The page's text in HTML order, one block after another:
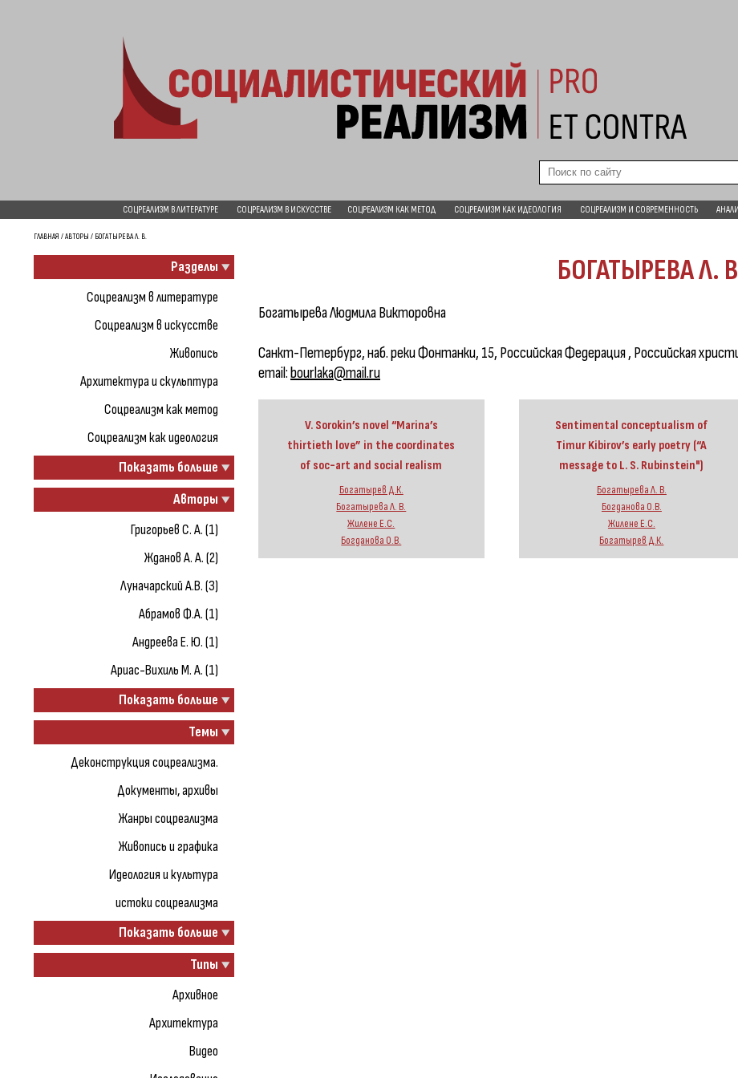
СОЦРЕАЛИЗМ В ЛИТЕРАТУРЕ СОЦРЕАЛИЗМ В ИСКУССТВЕ СОЦРЕАЛИЗМ КАК МЕТОД СОЦРЕАЛИЗМ КАК ИДЕОЛОГИЯ СОЦРЕАЛИЗМ И СОВРЕМЕННОСТЬ
ГЛАВНАЯ /АВТОРЫ / БОГАТЫРЕВА Л. В.
Разделы
Соцреализм в литературе
Соцреализм в искусстве
Живопись
Архитектура и скульптура
Соцреализм как метод
Соцреализм как идеология
Показать больше
Авторы
Григорьев С. А. (1)
Жданов А. А. (2)
Луначарский А.В. (3)
Абрамов Ф.А. (1)
Андреева Е. Ю. (1)
Ариас-Вихиль М. А. (1)
Показать больше
Темы
Деконструкция соцреализма.
Документы, архивы
Жанры соцреализма
Живопись и графика
Идеология и культура
истоки соцреализма
Показать больше
Типы
Архивное
Архитектура
Видео
БОГАТЫРЕВА Л.
Богатырева Людмила Викторовна
Санкт-Петербург, наб. реки Фонтанки, 15, Российская Федерация , Российская
email:bourlaka@mail.ru
V. Sorokin’s novel “Marina’s
thirtieth love” in the coordinates
of soc-art and social realism
Богатырев Д.К.
Богатырева Л. В.
Жилене Е.С.
Богданова О.В.
Sentimental conceptualism of
Timur Kibirov’s early poetry (“A
message to L. S. Rubinstein")
Богатырева Л. В.
Богданова О.В.
Жилене Е.С.
Богатырев Д.К.